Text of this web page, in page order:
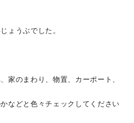
ょうぶでした。
家のまわり、物置、カーポート、
などと色々チェックしてください